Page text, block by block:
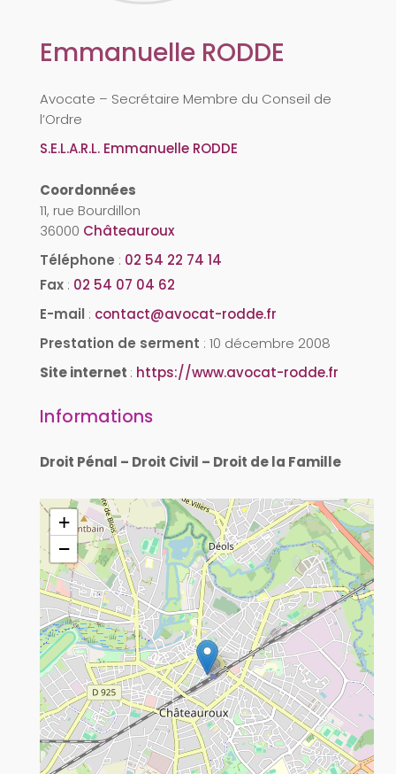
Emmanuelle RODDE
Avocate – Secrétaire Membre du Conseil de
l’Ordre
S.E.L.A.R.L. Emmanuelle RODDE
Coordonnées
11, rue Bourdillon
36000 Châteauroux
Téléphone : 02 54 22 74 14
Fax : 02 54 07 04 62
E-mail : contact@avocat-rodde.fr
Prestation de serment : 10 décembre 2008
Site internet : https://www.avocat-rodde.fr
Informations
Droit Pénal – Droit Civil – Droit de la Famille
+
−